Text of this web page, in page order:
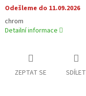
Odešleme do 11.09.2026
chrom
Detailní informace
ZEPTAT SE SDÍLET